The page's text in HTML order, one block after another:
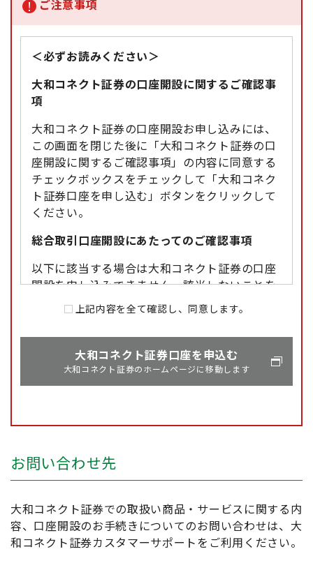
ご注意事項
＜必ずお読みください＞
大和コネクト証券の口座開設に関するご確認事
項
大和コネクト証券の口座開設お申し込みには、
この画面を閉じた後に「大和コネクト証券の口
座開設に関するご確認事項」の内容に同意する
チェックボックスをチェックして「大和コネク
ト証券口座を申し込む」ボタンをクリックして
ください。
総合取引口座開設にあたってのご確認事項
以下に該当する場合は大和コネクト証券の口座
開設を申し込みできません。該当しないことを
ご確認ください。
投資する資金が元本割れするリスクが小さいこ
とを最優先に考えたい場合
【以下、金融商品仲介における株式等のお取引
い。】
く、預金保険制度の対象ではありません。ま
た、京都銀行が元本を保証するものではあり
ません。
上記内容を全て確認し、同意します。
大和コネクト証券口座を申込む
大和コネクト証券のホームページに移動します
お問い合わせ先
大和コネクト証券での取扱い商品・サービスに関する内
容、口座開設のお手続きについてのお問い合わせは、大
和コネクト証券カスタマーサポートをご利用ください。